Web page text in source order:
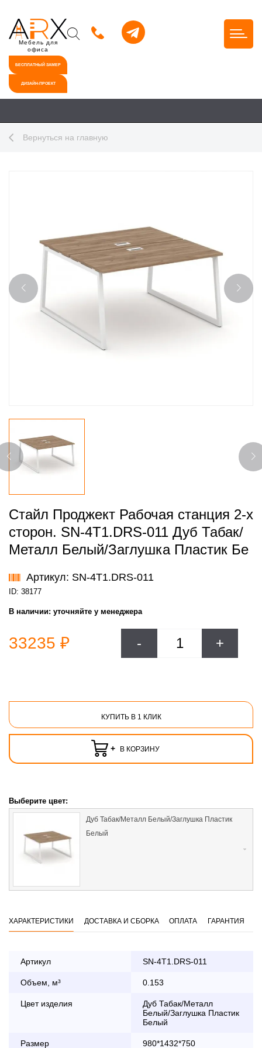
Мебель для
офиса
БЕСПЛАТНЫЙ ЗАМЕР
ДИЗАЙН-ПРОЕКТ
Вернуться на главную
Стайл Проджект Рабочая станция 2-х
сторон. SN-4T1.DRS-011 Дуб Табак/
Металл Белый/Заглушка Пластик Бе
Артикул: SN-4T1.DRS-011
ID: 38177
В наличии: уточняйте у менеджера
33235 ₽ - +
КУПИТЬ В 1 КЛИК
+ В КОРЗИНУ
Выберите цвет:
Дуб Табак/Металл Белый/Заглушка Пластик
Белый
ХАРАКТЕРИСТИКИ ДОСТАВКА И СБОРКА ОПЛАТА ГАРАНТИЯ
Артикул SN-4T1.DRS-011
Объем, м³ 0.153
Цвет изделия
Дуб Табак/Металл
Белый/Заглушка Пластик
Белый
Размер 980*1432*750
По Москве в пределах МКАД осуществляется в будние